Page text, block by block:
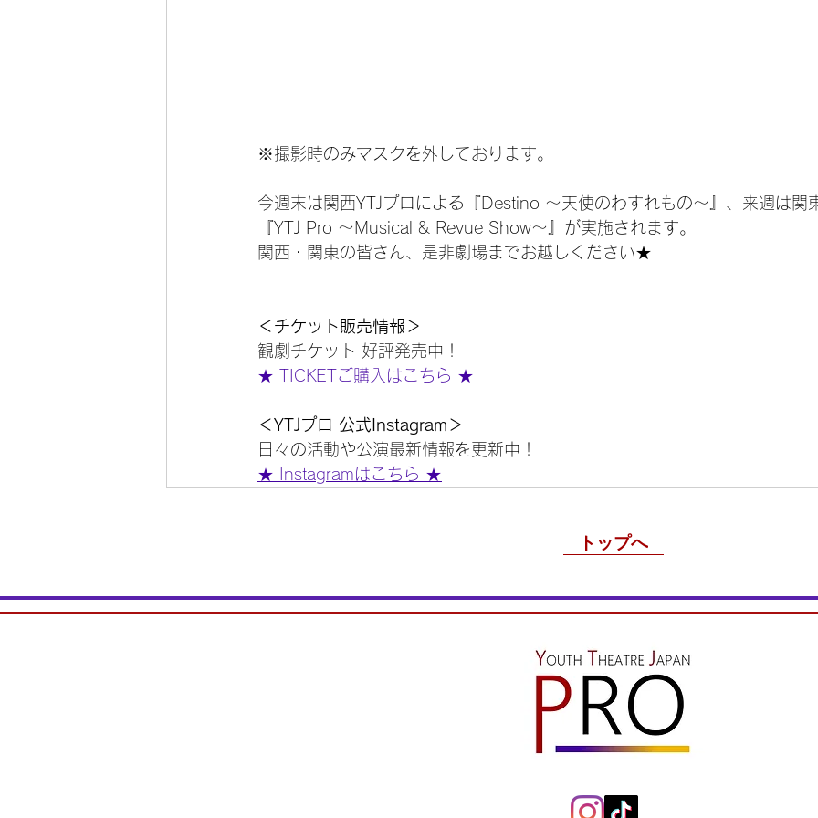
※撮影時のみマスクを外しております。
今週末は関西YTJプロによる『Destino 〜天使のわすれもの〜』、来週は関
『YTJ Pro 〜Musical & Revue Show〜』が実施されます。
関西・関東の皆さん、是非劇場までお越しください★
＜チケット販売情報＞
観劇チケット 好評発売中！
★ TICKETご購入はこちら ★
＜YTJプロ 公式Instagram＞
日々の活動や公演最新情報を更新中！
★ Instagramはこちら ★
トップへ